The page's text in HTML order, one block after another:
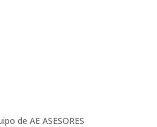
de AE ASESORES